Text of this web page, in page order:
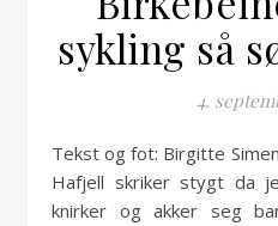
sykling så
4.
Tekst og fot: Birgitte Simensen Berg Hyttesenga på
Hafjell skriker stygt da
knirker og akker seg